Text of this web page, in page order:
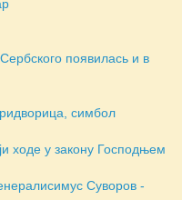
появилась и в
симбол
ходе у закону Господњем
Суворов -